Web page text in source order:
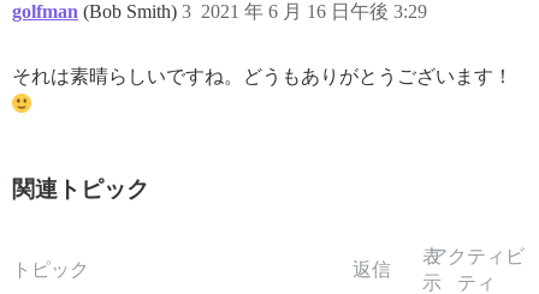
golfman (Bob Smith) 2021 年 6 月 16 日午後 3:29
3
それは素晴らしいですね。どうもありがとうございます！
関連トピック
トピック 返信
表
示
アクティビ
ティ